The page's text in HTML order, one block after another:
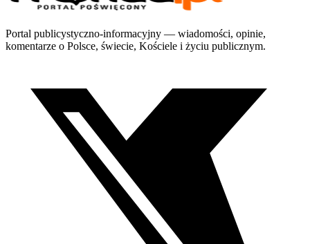
Portal publicystyczno-informacyjny — wiadomości, opinie,
komentarze o Polsce, świecie, Kościele i życiu publicznym.